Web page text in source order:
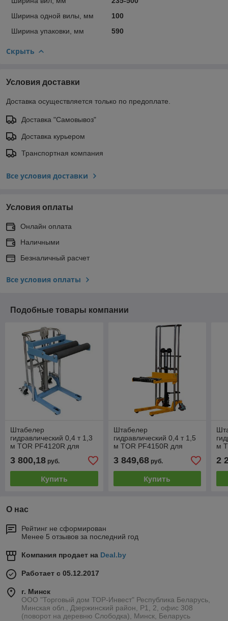
Ширина одной вилы, мм
100
Ширина упаковки, мм
590
Скрыть
Условия доставки
Доставка осуществляется только по предоплате.
Доставка "Самовывоз"
Доставка курьером
Транспортная компания
Все условия доставки
Условия оплаты
Онлайн оплата
Наличными
Безналичный расчет
Все условия оплаты
Подобные товары компании
Штабелер
гидравлический 0,4 т 1,3
м TOR PF4120R для
3 800,18 руб.
Купить
Штабелер
гидравлический 0,4 т 1,5
м TOR PF4150R для
3 849,68руб.
Купить
м
2
О нас
Рейтинг не сформирован
Менее 5 отзывов за последний год
Компания продает на Deal.by
Работает с 05.12.2017
г. Минск
ООО "Торговый дом ТОР-Инвест" Республика Беларусь,
Минская обл., Дзержинский район, Р1, 2, офис 308
(поворот на деревню Слободка), Минск, Беларусь